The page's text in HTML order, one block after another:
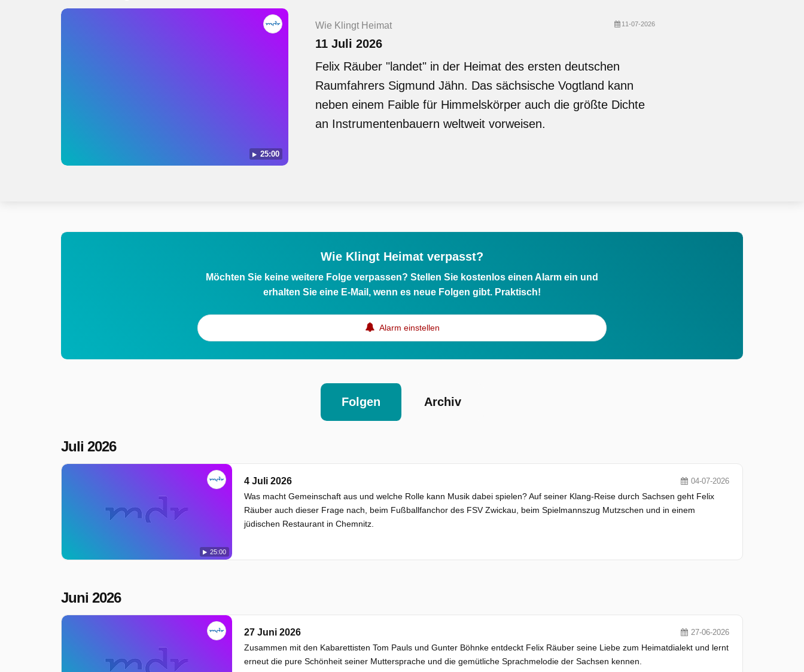
25:00
Wie Klingt Heimat 11-07-2026
11 Juli 2026
Felix Räuber "landet" in der Heimat des ersten deutschen
Raumfahrers Sigmund Jähn. Das sächsische Vogtland kann
neben einem Faible für Himmelskörper auch die größte Dichte
an Instrumentenbauern weltweit vorweisen.
Wie Klingt Heimat verpasst?
Möchten Sie keine weitere Folge verpassen? Stellen Sie kostenlos einen Alarm ein und
erhalten Sie eine E-Mail, wenn es neue Folgen gibt. Praktisch!
Alarm einstellen
Folgen Archiv
Juli 2026
25:00
4 Juli 2026 04-07-2026
Was macht Gemeinschaft aus und welche Rolle kann Musik dabei spielen? Auf seiner Klang-Reise durch Sachsen geht Felix
Räuber auch dieser Frage nach, beim Fußballfanchor des FSV Zwickau, beim Spielmannszug Mutzschen und in einem
jüdischen Restaurant in Chemnitz.
Juni 2026
27 Juni 2026 27-06-2026
Zusammen mit den Kabarettisten Tom Pauls und Gunter Böhnke entdeckt Felix Räuber seine Liebe zum Heimatdialekt und lernt
erneut die pure Schönheit seiner Muttersprache und die gemütliche Sprachmelodie der Sachsen kennen.